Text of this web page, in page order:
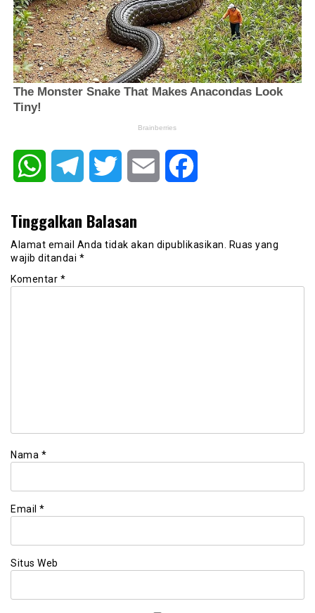
WhatsAppTelegram Twitter Email
Tinggalkan Balasan
Alamat email Anda tidak akan dipublikasikan.
Ruas yang
wajib ditandai *
Komentar *
Nama *
Email *
Situs Web